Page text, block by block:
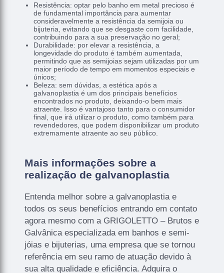
Resistência: optar pelo banho em metal precioso é
de fundamental importância para aumentar
consideravelmente a resistência da semijoia ou
bijuteria, evitando que se desgaste com facilidade,
contribuindo para a sua preservação no geral;
Durabilidade: por elevar a resistência, a
longevidade do produto é também aumentada,
permitindo que as semijoias sejam utilizadas por um
maior período de tempo em momentos especiais e
únicos;
Beleza: sem dúvidas, a estética após a
galvanoplastia é um dos principais benefícios
encontrados no produto, deixando-o bem mais
atraente. Isso é vantajoso tanto para o consumidor
final, que irá utilizar o produto, como também para
revendedores, que podem disponibilizar um produto
extremamente atraente ao seu público.
Mais informações sobre a
realização de galvanoplastia
Entenda melhor sobre a galvanoplastia e
todos os seus benefícios entrando em contato
agora mesmo com a GRIGOLETTO – Brutos e
Galvânica especializada em banhos e semi-
jóias e bijuterias, uma empresa que se tornou
referência em seu ramo de atuação devido à
sua alta qualidade e eficiência. Adquira o